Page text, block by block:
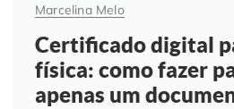
Assinatura Digital
Auditoria de Processos
Cooperativas
Marcelina Melo
Certificado digital
física: como fazer
apenas um